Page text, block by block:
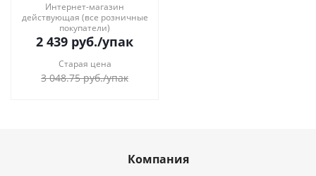
Интернет-магазин
действующая (все розничные
покупатели)
2 439 руб./упак
Старая цена
3 048.75руб./упак
Компания